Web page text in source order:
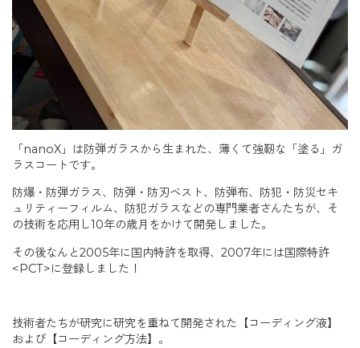
「nanoX 」は防弾ガラスから生まれた、薄くて強靭な「塗る」ガ
ラスコートです。
防爆・防弾ガラス、防弾・防刃ベスト、防弾布、防犯・防災セキ
ュリティーフィルム、防犯ガラスなどの専門業者さんたちが、そ
の技術を応用し10年の歳月をかけて開発しました。
その後なんと2005年に国内特許を取得、 2007年には国際特許
<PCT>に登録しました！
技術者たちが研究に研究を重ねて開発された【コーディング液】
および【コーディング方法】。